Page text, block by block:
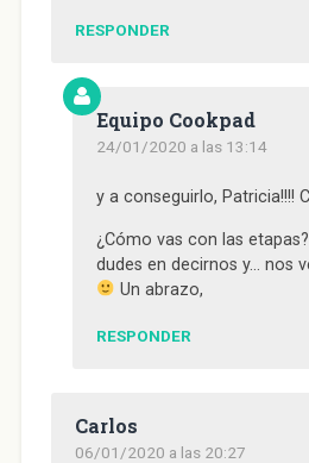
RESPONDER
Equipo Cookpad
24/01/2020 a las 13:14
y a conseguirlo, Patricia!!!!
¿Cómo vas con las
dudes en decirnos y… nos
Un abrazo,
RESPONDER
Carlos
06/01/2020 a las 20:27